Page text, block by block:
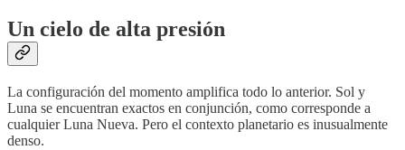
Un cielo de alta presión
La configuración del momento amplifica todo lo anterior. Sol y
Luna se encuentran exactos en conjunción, como corresponde a
cualquier Luna Nueva. Pero el contexto planetario es inusualmente
denso.